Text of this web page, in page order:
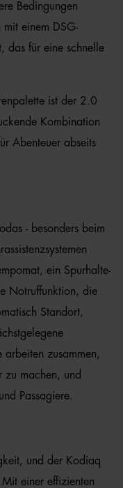
Bedingungen
einem DSG-
das für eine schnelle
ist der 2.0
Kombination
Abenteuer abseits
- besonders beim
ein Spurhalte-
Notruffunktion, die
Standort,
arbeiten zusammen,
zu machen, und
Passagiere.
und der Kodiaq
einer effizienten